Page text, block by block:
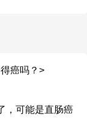
癌吗？>
，可能是直肠癌